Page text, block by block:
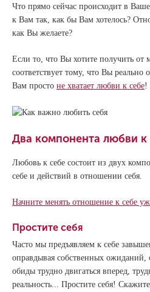
Что прямо сейчас происходит в
к Вам так, как бы Вам хотелось?
как Вы желаете?
Если то, что Вы хотите получить
соответствует тому, что Вы реально
Вам просто не хватает любви к себе!
Два компонента любви к
Любовь к себе состоит из двух
себе и действий в отношении себя.
Начните менять отношение к себе
Простите себя
Часто мы предъявляем к себе
оправдывая собственных ожиданий,
обиды трудно двигаться вперед,
реальность... Простите себя!